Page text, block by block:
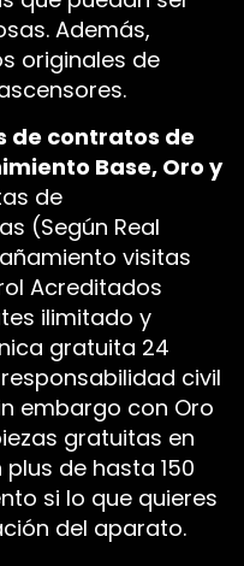
Además,
originales de
de contratos de
Base, Oro y
de
(Según Real
visitas
Acreditados
ilimitado y
gratuita 24
civil
embargo con Oro
gratuitas en
de hasta 150
si lo que quieres
del aparato.